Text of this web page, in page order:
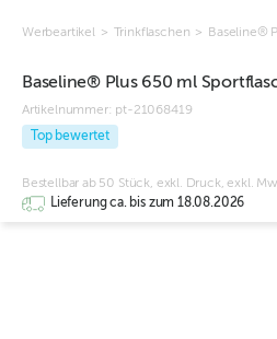
Werbeartikel > Trinkflaschen > Baseline®
Baseline® Plus 650 ml
Artikelnummer: pt-21068419
Top bewertet
Bestellbar ab 50 Stück, exkl. Druck, exkl.
Lieferung ca. bis zum 18.08.2026